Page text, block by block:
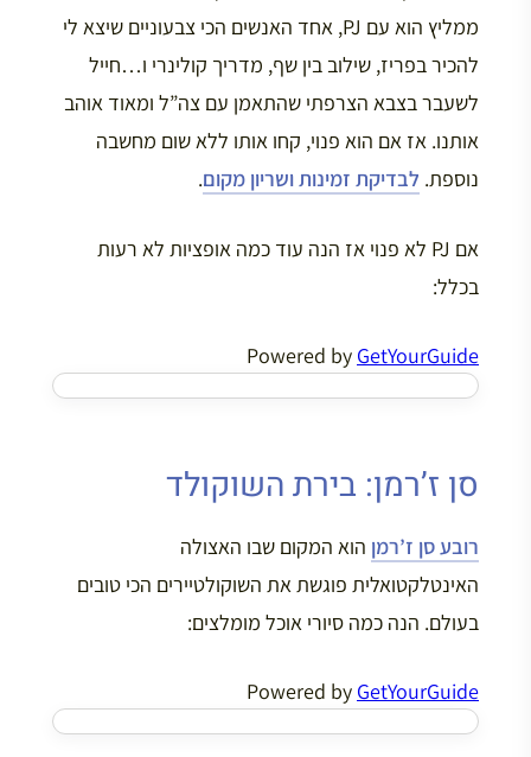
ממליץ הוא עם PJ, אחד האנשים הכי צבעוניים שיצא לי
להכיר בפריז, שילוב בין שף, מדריך קולינרי ו…חייל
לשעבר בצבא הצרפתי שהתאמן עם צה”ל ומאוד אוהב
אותנו. אז אם הוא פנוי, קחו אותו ללא שום מחשבה
נוספת. לבדיקת זמינות ושריון מקום.
אם PJ לא פנוי אז הנה עוד כמה אופציות לא רעות
בכלל:
Powered by GetYourGuide
סן ז’רמן: בירת השוקולד
רובע סן ז’רמן הוא המקום שבו האצולה
האינטלקטואלית פוגשת את השוקולטיירים הכי טובים
בעולם. הנה כמה סיורי אוכל מומלצים:
Powered by GetYourGuide